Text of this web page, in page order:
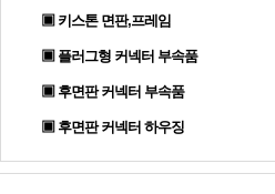
▣ 키스톤 면판,프레임
▣ 플러그형 커넥터 부속품
▣ 후면판 커넥터 부속품
▣ 후면판 커넥터 하우징